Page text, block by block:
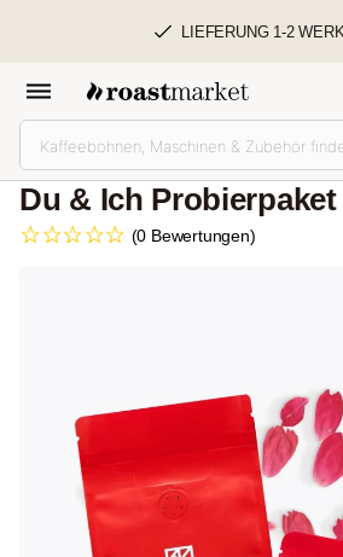
LIEFERUNG 1-2
Du & Ich Probierpaket
(0 Bewertungen)